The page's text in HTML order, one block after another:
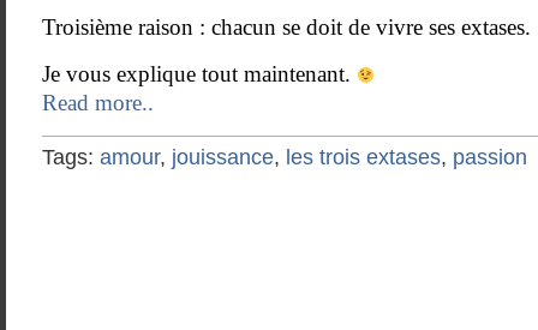
Troisième raison : chacun se doit de vivre ses extases.
Je vous explique tout maintenant.
Read more..
Tags: amour, jouissance, les trois extases, passion